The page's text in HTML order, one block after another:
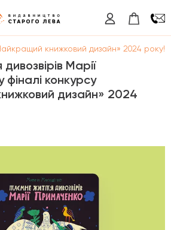
книжковий дизайн» 2024 року!
Марії
конкурсу
дизайн» 2024